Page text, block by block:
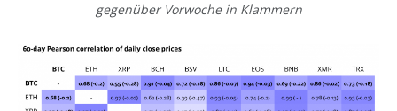
gegenüber Vorwoche in Klammern